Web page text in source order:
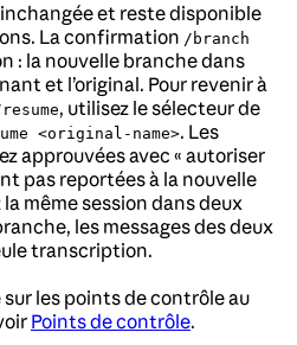
et reste disponible
La confirmation /branch
: la nouvelle branche dans
et l’original. Pour revenir à
, utilisez le sélecteur de
<original-name>. Les
approuvées avec « autoriser
pas reportées à la nouvelle
même session dans deux
les messages des deux
transcription.
les points de contrôle au
Points de contrôle.